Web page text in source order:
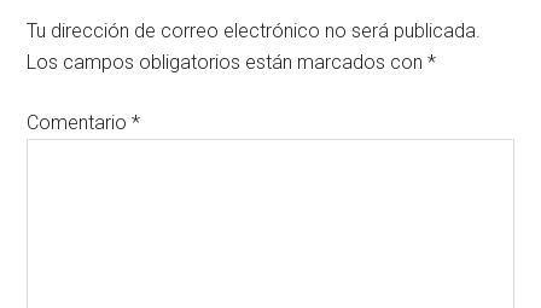
Tu dirección de correo electrónico no será publicada.
Los campos obligatorios están marcados con*
Comentario*